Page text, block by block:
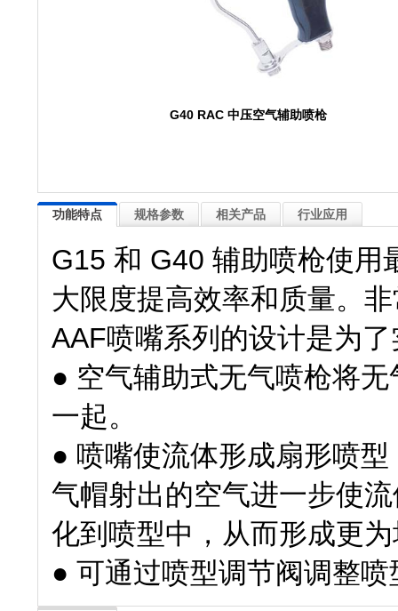
G40 RAC 中压空气辅助喷枪
功能特点 规格参数 相关产品 行业应用
G15 和 G40 辅助喷枪使用
大限度提高效率和质量。
AAF喷嘴系列的设计是为
● 空气辅助式无气喷枪将
一起。
● 喷嘴使流体形成扇形喷
气帽射出的空气进一步使
化到喷型中，从而形成更
● 可通过喷型调节阀调整喷